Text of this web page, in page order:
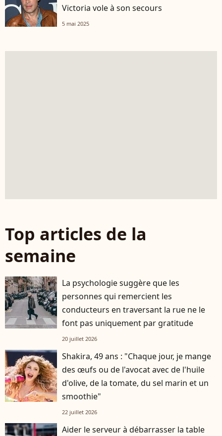
Victoria vole à son secours
5 mai 2025
Top articles de la
semaine
La psychologie suggère que les
personnes qui remercient les
conducteurs en traversant la rue ne le
font pas uniquement par gratitude
20 juillet 2026
Shakira, 49 ans : "Chaque jour, je mange
des œufs ou de l'avocat avec de l'huile
d'olive, de la tomate, du sel marin et un
smoothie"
22 juillet 2026
Aider le serveur à débarrasser la table